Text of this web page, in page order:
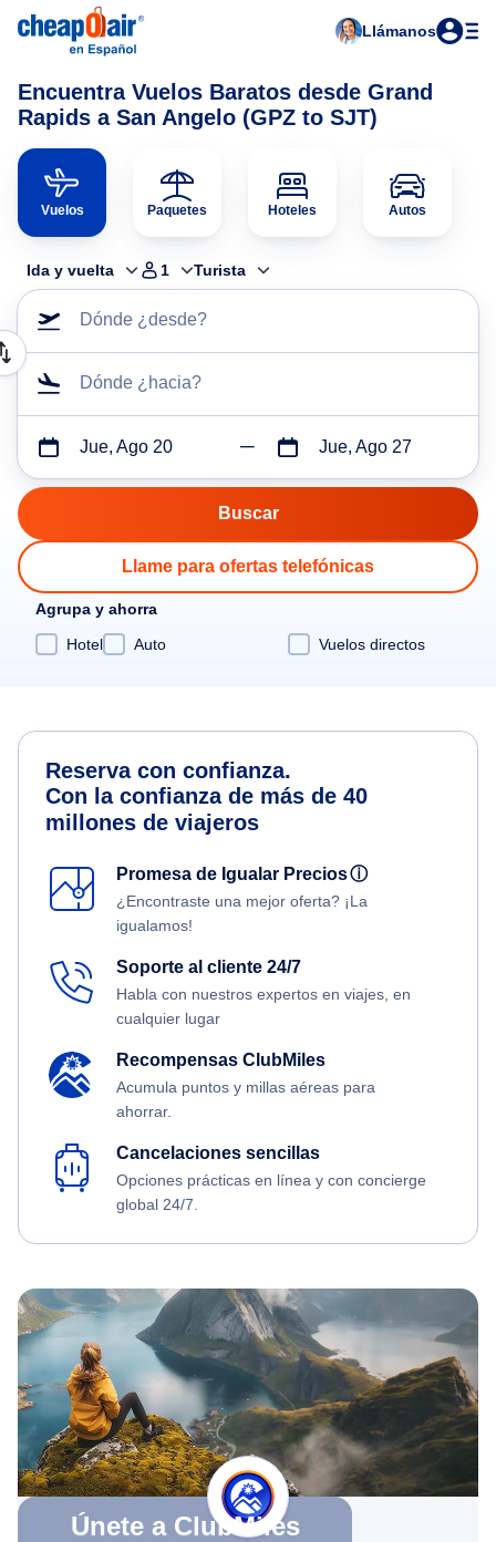
Llámanos
Encuentra Vuelos Baratos desde Grand
Rapids a San Angelo (GPZ to SJT)
Vuelos Paquetes Hoteles Autos
Ida y vuelta 1 Turista
Dónde ¿desde?
Dónde ¿hacia?
Jue, Ago 20 Jue, Ago 27
Llame para ofertas telefónicas
Agrupa y ahorra
Hotel
Auto Vuelos directos
Reserva con confianza.
Con la confianza de más de 40
millones de viajeros
Promesa de Igualar Preciosⓘ
¿Encontraste una mejor oferta? ¡La
igualamos!
Soporte al cliente 24/7
Habla con nuestros expertos en viajes, en
cualquier lugar
Recompensas ClubMiles
Acumula puntos y millas aéreas para
ahorrar.
Cancelaciones sencillas
Opciones prácticas en línea y con concierge
global 24/7.
Únete a ClubMiles